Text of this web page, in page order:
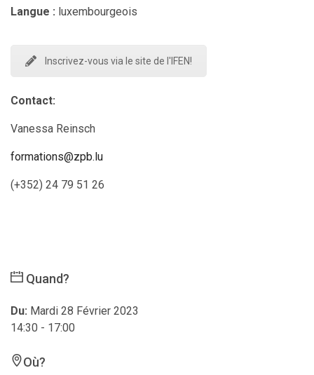
Langue : luxembourgeois
Inscrivez-vous via le site de l'IFEN!
Contact:
Vanessa Reinsch
formations@zpb.lu
(+352) 24 79 51 26
Quand?
Du: Mardi 28 Février 2023
14:30 - 17:00
Où?